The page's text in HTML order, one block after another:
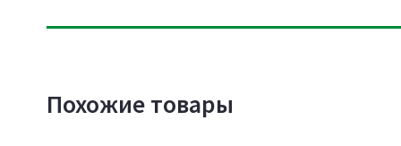
Похожие товары